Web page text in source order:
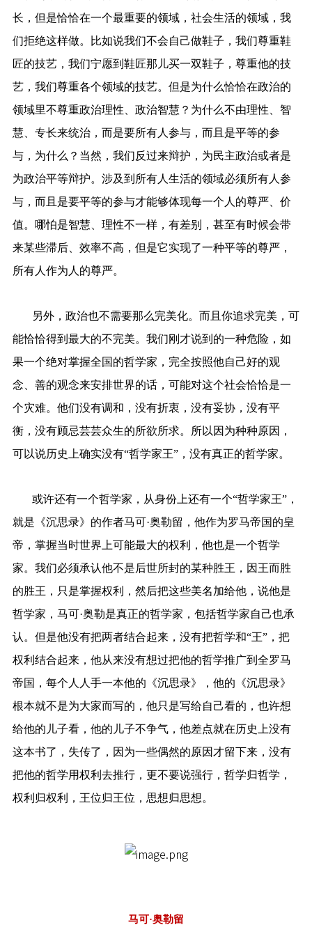
长，但是恰恰在一个最重要的领域，社会生活的领域，我
们拒绝这样做。比如说我们不会自己做鞋子，我们尊重鞋
匠的技艺，我们宁愿到鞋匠那儿买一双鞋子，尊重他的技
艺，我们尊重各个领域的技艺。但是为什么恰恰在政治的
领域里不尊重政治理性、政治智慧？为什么不由理性、智
慧、专长来统治，而是要所有人参与，而且是平等的参
与，为什么？当然，我们反过来辩护，为民主政治或者是
为政治平等辩护。涉及到所有人生活的领域必须所有人参
与，而且是要平等的参与才能够体现每一个人的尊严、价
值。哪怕是智慧、理性不一样，有差别，甚至有时候会带
来某些滞后、效率不高，但是它实现了一种平等的尊严，
所有人作为人的尊严。
另外，政治也不需要那么完美化。而且你追求完美，可
能恰恰得到最大的不完美。我们刚才说到的一种危险，如
果一个绝对掌握全国的哲学家，完全按照他自己好的观
念、善的观念来安排世界的话，可能对这个社会恰恰是一
个灾难。他们没有调和，没有折衷，没有妥协，没有平
衡，没有顾忌芸芸众生的所欲所求。所以因为种种原因，
可以说历史上确实没有“哲学家王”，没有真正的哲学家。
或许还有一个哲学家，从身份上还有一个“哲学家王”，
就是《沉思录》的作者马可·奥勒留，他作为罗马帝国的皇
帝，掌握当时世界上可能最大的权利，他也是一个哲学
家。我们必须承认他不是后世所封的某种胜王，因王而胜
的胜王，只是掌握权利，然后把这些美名加给他，说他是
哲学家，马可·奥勒是真正的哲学家，包括哲学家自己也承
认。但是他没有把两者结合起来，没有把哲学和“王”，把
权利结合起来，他从来没有想过把他的哲学推广到全罗马
帝国，每个人人手一本他的《沉思录》，他的《沉思录》
根本就不是为大家而写的，他只是写给自己看的，也许想
给他的儿子看，他的儿子不争气，他差点就在历史上没有
这本书了，失传了，因为一些偶然的原因才留下来，没有
把他的哲学用权利去推行，更不要说强行，哲学归哲学，
权利归权利，王位归王位，思想归思想。
马可·奥勒留